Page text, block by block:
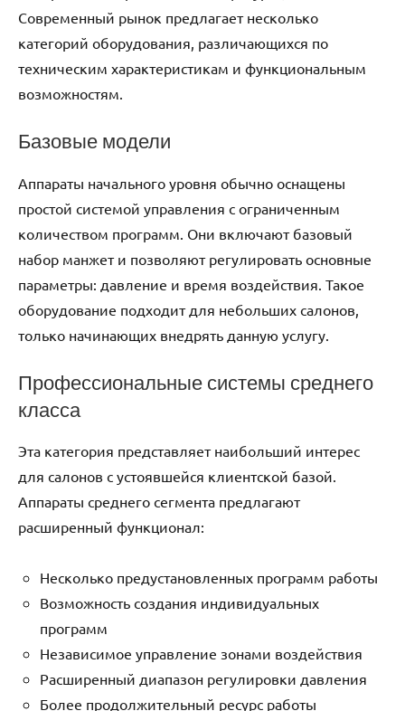
Современный рынок предлагает несколько
категорий оборудования, различающихся по
техническим характеристикам и функциональным
возможностям.
Базовые модели
Аппараты начального уровня обычно оснащены
простой системой управления с ограниченным
количеством программ. Они включают базовый
набор манжет и позволяют регулировать основные
параметры: давление и время воздействия. Такое
оборудование подходит для небольших салонов,
только начинающих внедрять данную услугу.
Профессиональные системы среднего
класса
Эта категория представляет наибольший интерес
для салонов с устоявшейся клиентской базой.
Аппараты среднего сегмента предлагают
расширенный функционал:
Несколько предустановленных программ работы
Возможность создания индивидуальных
программ
Независимое управление зонами воздействия
Расширенный диапазон регулировки давления
Более продолжительный ресурс работы